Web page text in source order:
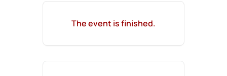
The event is finished.